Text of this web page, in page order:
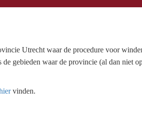
Utrecht waar de procedure voor
gebieden waar de provincie (al dan niet
vinden.